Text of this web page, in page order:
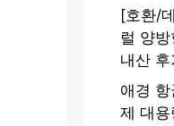
[호환/
럴 양
내산 후
애경
제 대